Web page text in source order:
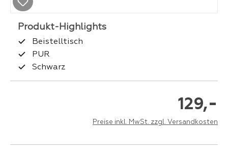
Beistelltisch
PUR
Schwarz
129,-
Preise inkl. MwSt. zzgl. Versandkosten